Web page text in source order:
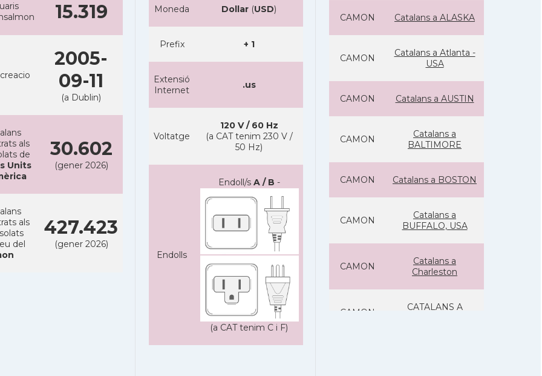
15.319
2005-
09-11
(a Dublin)
als
de
Units
30.602
(gener 2026)
als
del
427.423
(gener 2026)
Moneda Dollar (USD)
Prefix + 1
Extensió
Internet
.us
Voltatge
120 V / 60 Hz
(a CAT tenim 230 V /
50 Hz)
Endolls
Endoll/s A / B -
(a CAT tenim C i F)
CAMON Catalans a ALASKA
CAMON
Catalans a Atlanta -
USA
CAMON Catalans a AUSTIN
CAMON
Catalans a
BALTIMORE
CAMON Catalans a BOSTON
CAMON
Catalans a
BUFFALO, USA
CAMON
Catalans a
Charleston
CAMON
CATALANS A